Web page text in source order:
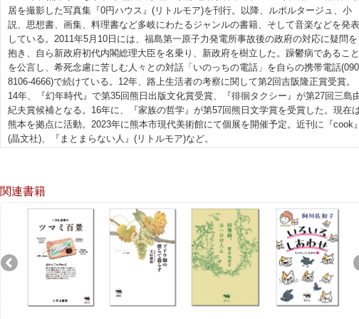
居を撮影した写真集『0円ハウス』(リトルモア)を刊行。以降、ルポルタージュ、小
説、思想書、画集、料理書など多岐にわたるジャンルの書籍、そして音楽などを発表
している。2011年5月10日には、福島第一原子力発電所事故後の政府の対応に疑問を
抱き、自ら新政府初代内閣総理大臣を名乗り、新政府を樹立した。躁鬱病であること
を公言し、希死念慮に苦しむ人々との対話「いのっちの電話」を自らの携帯電話
8106-4666)で続けている。12年、路上生活者の考察に関して第2回吉阪隆正賞受賞。
14年、『幻年時代』で第35回熊日出版文化賞受賞、『徘徊タクシー』が第27回三島
紀夫賞候補となる。16年に、『家族の哲学』が第57回熊日文学賞を受賞した。現在
熊本を拠点に活動。2023年に熊本市現代美術館にて個展を開催予定。近刊に『cook』
(晶文社)、『まとまらない人』(リトルモア)など。
関連書籍